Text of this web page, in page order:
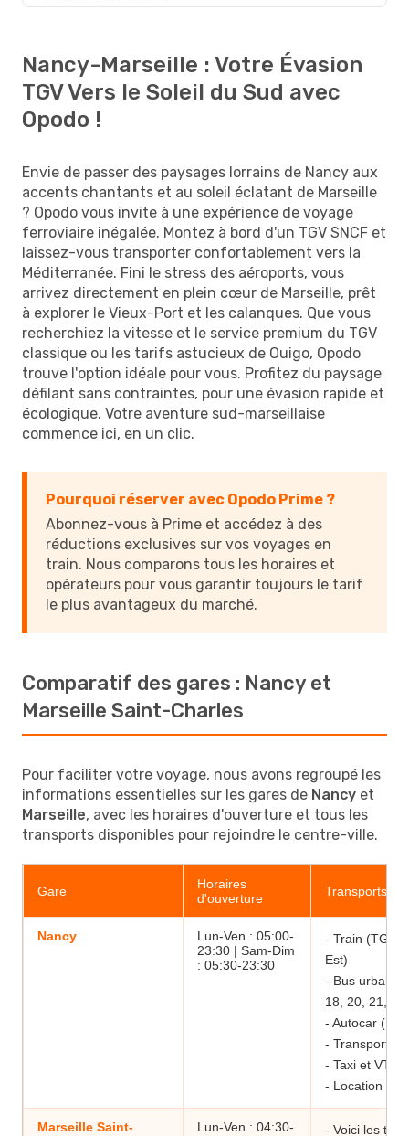
Nancy-Marseille : Votre Évasion
TGV Vers le Soleil du Sud avec
Opodo !
Envie de passer des paysages lorrains de Nancy aux
accents chantants et au soleil éclatant de Marseille
? Opodo vous invite à une expérience de voyage
ferroviaire inégalée. Montez à bord d'un TGV SNCF et
laissez-vous transporter confortablement vers la
Méditerranée. Fini le stress des aéroports, vous
arrivez directement en plein cœur de Marseille, prêt
à explorer le Vieux-Port et les calanques. Que vous
recherchiez la vitesse et le service premium du TGV
classique ou les tarifs astucieux de Ouigo, Opodo
trouve l'option idéale pour vous. Profitez du paysage
défilant sans contraintes, pour une évasion rapide et
écologique. Votre aventure sud-marseillaise
commence ici, en un clic.
Pourquoi réserver avec Opodo Prime ?
Abonnez-vous à Prime et accédez à des
réductions exclusives sur vos voyages en
train. Nous comparons tous les horaires et
opérateurs pour vous garantir toujours le tarif
le plus avantageux du marché.
Comparatif des gares : Nancy et
Marseille Saint-Charles
Pour faciliter votre voyage, nous avons regroupé les
informations essentielles sur les gares de Nancy et
Marseille, avec les horaires d'ouverture et tous les
transports disponibles pour rejoindre le centre-ville.
Gare
Horaires
d'ouverture
Transports en
Nancy
Lun-Ven : 05:00-
23:30 | Sam-Dim
: 05:30-23:30
- Train (TGV
Est)
- Bus urbain
18, 20, 21,
- Autocar
- Transport à
- Taxi et VTC
- Location de
Marseille Saint-
Lun-Ven : 04:30-
- Voici les